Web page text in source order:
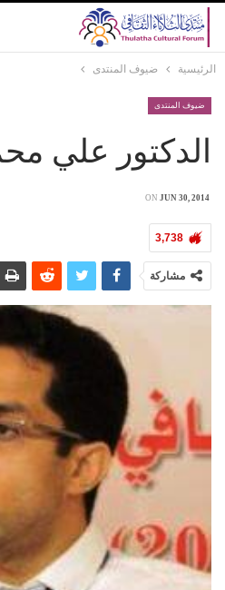
الرئيسية ضيوف المنتدى
ضيوف المنتدى
الدكتور علي
ON JUN 30, 2014
3,738
مشاركة